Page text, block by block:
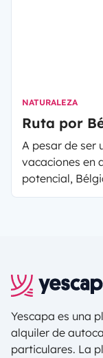
NATURALEZA
Ruta por
A pesar de ser
vacaciones en
potencial,
tan popular.
Yescapa es una
alquiler de
particulares. La